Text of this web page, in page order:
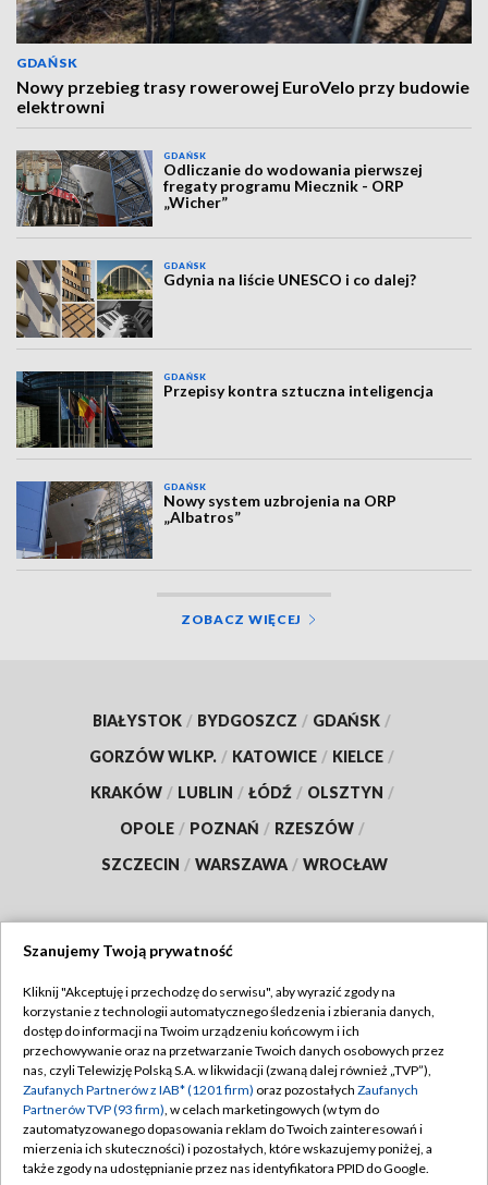
GDAŃSK
Nowy przebieg trasy rowerowej EuroVelo przy budowie
elektrowni
GDAŃSK
Odliczanie do wodowania pierwszej
fregaty programu Miecznik - ORP
„Wicher”
GDAŃSK
Gdynia na liście UNESCO i co dalej?
GDAŃSK
Przepisy kontra sztuczna inteligencja
GDAŃSK
Nowy system uzbrojenia na ORP
„Albatros”
ZOBACZ WIĘCEJ
BIAŁYSTOK / BYDGOSZCZ / GDAŃSK /
GORZÓW WLKP. / KATOWICE / KIELCE /
KRAKÓW / LUBLIN / ŁÓDŹ / OLSZTYN /
OPOLE / POZNAŃ / RZESZÓW /
SZCZECIN / WARSZAWA / WROCŁAW
TVP
Abonament TVP
Emisja w TVP
Centrum informacji TVP
Naziemna Telewizja Cyfrowa
Regulamin TVP
Polityka prywatności
Moje zgody
Pomoc
Szanujemy Twoją prywatność
Kliknij "Akceptuję i przechodzę do serwisu", aby wyrazić zgody na
korzystanie z technologii automatycznego śledzenia i zbierania danych,
dostęp do informacji na Twoim urządzeniu końcowym i ich
przechowywanie oraz na przetwarzanie Twoich danych osobowych przez
nas, czyli Telewizję Polską S.A. w likwidacji (zwaną dalej również „TVP”),
Zaufanych Partnerów z IAB* (1201 firm) oraz pozostałych Zaufanych
Partnerów TVP (93 firm), w celach marketingowych (w tym do
zautomatyzowanego dopasowania reklam do Twoich zainteresowań i
mierzenia ich skuteczności) i pozostałych, które wskazujemy poniżej, a
także zgody na udostępnianie przez nas identyfikatora PPID do Google.